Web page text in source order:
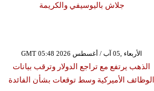
جلاش باليوسيفي والكريمة
GMT 05:48 2026 الأربعاء ,05 آب / أغسطس
الذهب يرتفع مع تراجع الدولار وترقب بيانات
الوظائف الأميركية وسط توقعات بشأن الفائدة